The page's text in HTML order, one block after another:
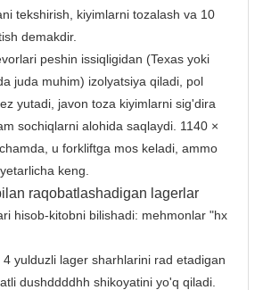
tekshirish, kiyimlarni tozalash va 10
demakdir.
peshin issiqligidan (Texas yoki
juda muhim) izolyatsiya qiladi, pol
yutadi, javon toza kiyimlarni sig'dira
sochiqlarni alohida saqlaydi. 1140 ×
u forkliftga mos keladi, ammo
keng.
raqobatlashadigan lagerlar
hisob-kitobni bilishadi: mehmonlar "hx
yulduzli lager sharhlarini rad etadigan
dushddddhh shikoyatini yo'q qiladi.